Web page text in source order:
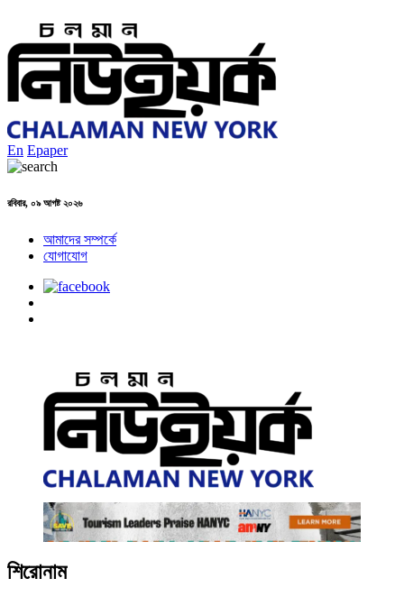
En Epaper
রবিবার, ০৯ আগষ্ট ২০২৬
আমাদের সম্পর্কে
যোগাযোগ
শিরোনাম